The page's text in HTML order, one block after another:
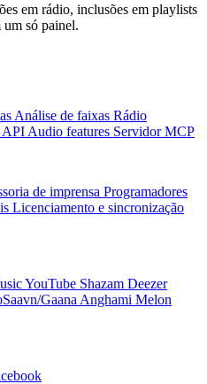
em rádio, inclusões em playlists
só painel.
Análise de faixas Rádio
API Audio features Servidor MCP
de imprensa Programadores
Licenciamento e sincronização
YouTube Shazam Deezer
Gaana Anghami Melon